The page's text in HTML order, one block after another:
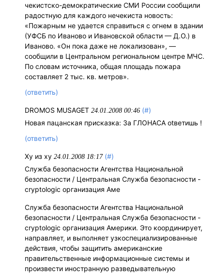
чекистско-демократические СМИ России сообщили
радостную для каждого нечекиста новость:
«Пожарным не удается справиться с огнем в здании
(УФСБ по Иваново и Ивановской области — Д.О.) в
Иваново. «Он пока даже не локализован», —
сообщили в Центральном региональном центре МЧС.
По словам источника, общая площадь пожара
составляет 2 тыс. кв. метров».
(ответить)
DROMOS MUSAGET24.01.2008 00:46 (#)
Новая пацанская присказка: За ГЛОНАСА оtветишь !
(ответить)
Ху из ху24.01.2008 18:17 (#)
Служба безопасности Агентства Национальной
безопасности / Центральная Служба безопасности -
cryptologic организация Аме
Служба безопасности Агентства Национальной
безопасности / Центральная Служба безопасности -
cryptologic организация Америки. Это координирует,
направляет, и выполняет узкоспециализированные
действия, чтобы защитить американские
правительственные информационные системы и
произвести иностранную разведывательную